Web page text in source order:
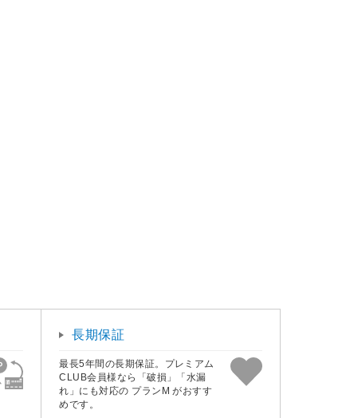
長期保証
最長5年間の長期保証。プレミアム
CLUB会員様なら「破損」「水漏
れ」にも対応の プランM がおすす
めです。